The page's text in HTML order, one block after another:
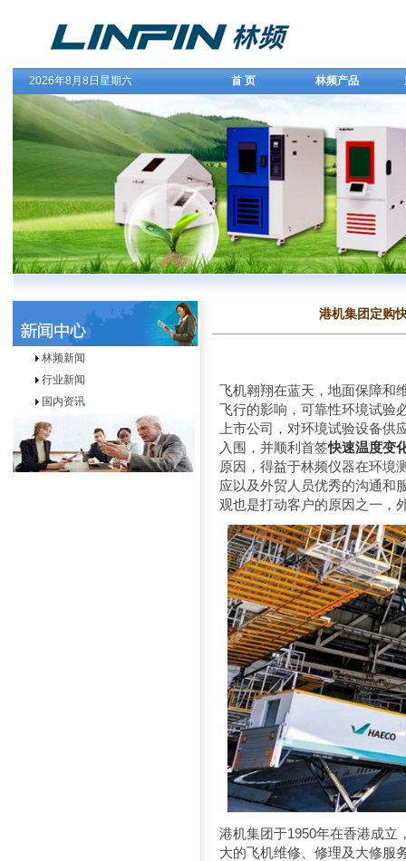
2026年8月8日星期六 首 页 林频产品
林频新闻
行业新闻
国内资讯
港机集团定购
飞机翱翔在蓝天，地面保障和
飞行的影响，可靠性环境试验
上市公司，对环境试验设备
入围，并顺利首签快速温度变
原因，得益于林频仪器在环境
应以及外贸人员优秀的沟通和
观也是打动客户的原因之一，
港机集团于1950年在香港成立
大的飞机维修、修理及大修服